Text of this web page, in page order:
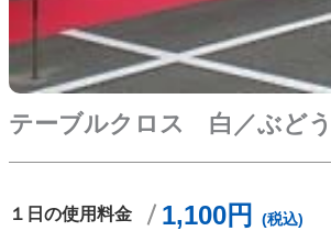
テーブルクロス 白／ぶど
１日の使用料金 1,100円 (税込)